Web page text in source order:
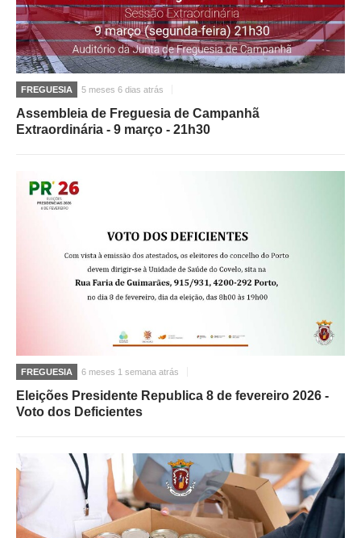
FREGUESIA 5 meses 6 dias atrás
Assembleia de Freguesia de Campanhã
Extraordinária - 9 março - 21h30
FREGUESIA 6 meses 1 semana atrás
Eleições Presidente Republica 8 de fevereiro 2026 -
Voto dos Deficientes